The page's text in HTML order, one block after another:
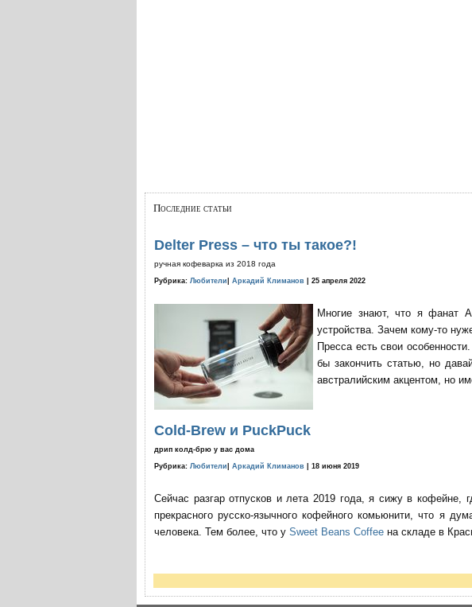
Последние статьи
Delter Press – что ты такое?!
ручная кофеварка из 2018 года
Рубрика: Любители Аркадий Климанов | 25 апреля 2022
Многие знают, что я фанат
устройства. Зачем кому-то
Пресса есть свои
бы закончить статью, но
австралийским акцентом, но
Cold-Brew и PuckPuck
дрип колд-брю у вас дома
Рубрика: Любители Аркадий Климанов | 18 июня 2019
Сейчас разгар отпусков и лета 2019 года, я сижу в
прекрасного русско-язычного кофейного комьюнити, что я
человека. Тем более, что у Sweet Beans Coffee на складе в